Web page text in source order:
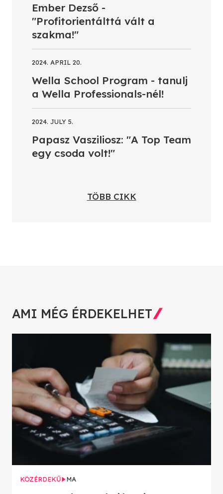
Ember Dezső -
"Profitorientálttá vált a
szakma!"
2024. APRIL 20.
Wella School Program - tanulj
a Wella Professionals-nél!
2024. JULY 5.
Papasz Vasziliosz: "A Top Team
egy csoda volt!"
TÖBB CIKK
AMI MÉG ÉRDEKELHET
KÖZÉRDEKŰ MA